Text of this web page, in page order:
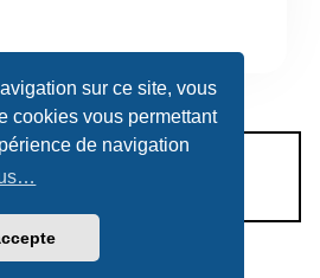
sur ce site, vous
cookies vous permettant
de navigation
D’UTILISATION
DE VIE PRIVÉE
& Succession